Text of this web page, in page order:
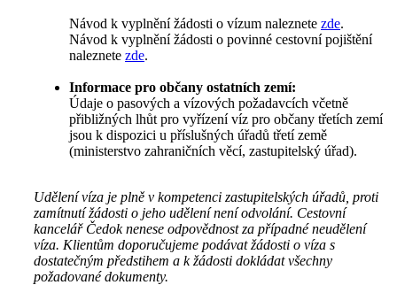
Návod k vyplnění žádosti o vízum naleznete zde.
Návod k vyplnění žádosti o povinné cestovní pojištění
naleznete zde.
Informace pro občany ostatních zemí:
Údaje o pasových a vízových požadavcích včetně
přibližných lhůt pro vyřízení víz pro občany třetích zemí
jsou k dispozici u příslušných úřadů třetí země
(ministerstvo zahraničních věcí, zastupitelský úřad).
Udělení víza je plně v kompetenci zastupitelských úřadů, proti
zamítnutí žádosti o jeho udělení není odvolání. Cestovní
kancelář Čedok nenese odpovědnost za případné neudělení
víza. Klientům doporučujeme podávat žádosti o víza s
dostatečným předstihem a k žádosti dokládat všechny
požadované dokumenty.